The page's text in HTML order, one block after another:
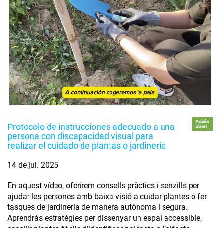
Protocolo de instrucciones adecuado a una
persona con discapacidad visual para
realizar el cuidado de plantas o jardinería
Accés
obert
14 de jul. 2025
En aquest vídeo, oferirem consells pràctics i senzills per
ajudar les persones amb baixa visió a cuidar plantes o fer
tasques de jardineria de manera autònoma i segura.
Aprendràs estratègies per dissenyar un espai accessible,